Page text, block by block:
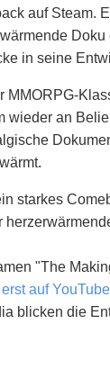
auf Steam.
in seine
MMORPG-
wieder an
starkes
"The
erst auf
blicken die